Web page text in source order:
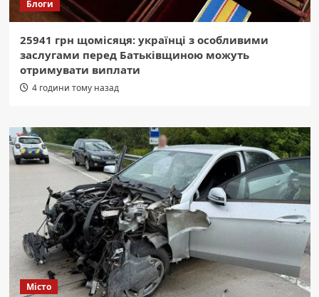
Блоги
25941 грн щомісяця: українці з особливими
заслугами перед Батьківщиною можуть
отримувати виплати
4 години тому назад
Місто